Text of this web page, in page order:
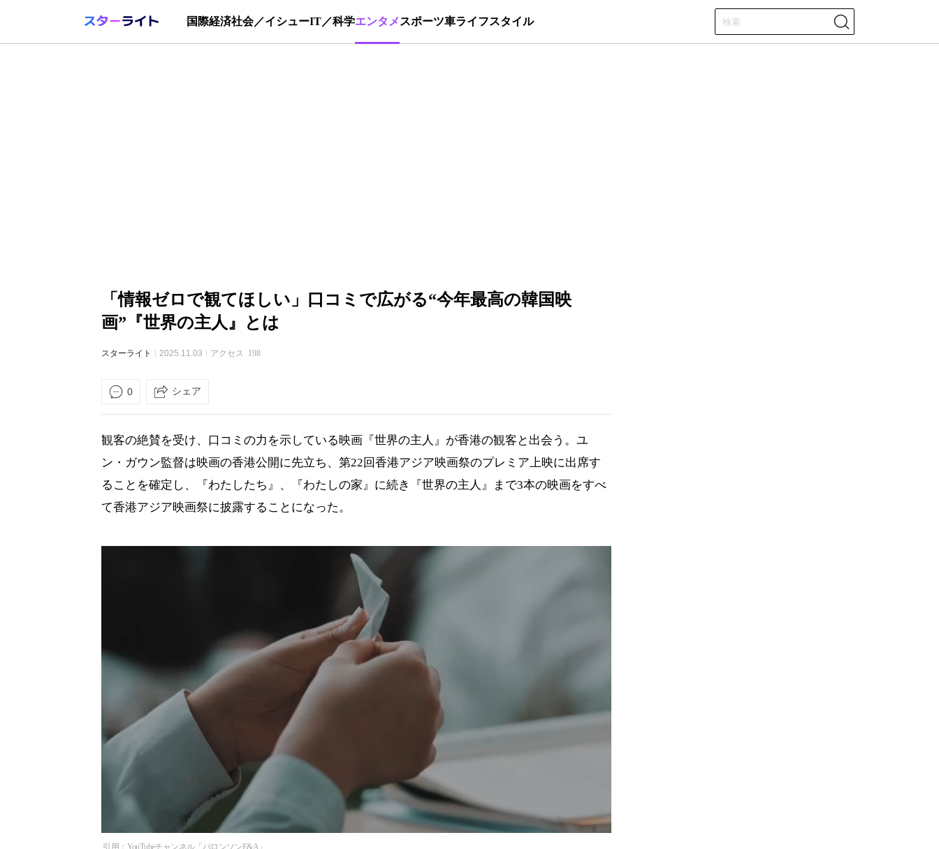
国際経済社会／イシューIT／科学エンタメ スポーツ車ライフスタイル
「情報ゼロで観てほしい」口コミで広がる“今年最高の韓国映
画”『世界の主人』とは
スターライト 2025.11.03 アクセス 198
0 シェア
観客の絶賛を受け、口コミの力を示している映画『世界の主人』が香港の観客と出会う。ユ
ン・ガウン監督は映画の香港公開に先立ち、第22回香港アジア映画祭のプレミア上映に出席す
ることを確定し、『わたしたち』、『わたしの家』に続き『世界の主人』まで3本の映画をすべ
て香港アジア映画祭に披露することになった。